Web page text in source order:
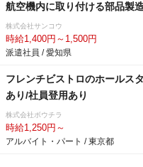
航空機内に取り付ける部品製
株式会社サンコウ
時給1,400円～1,500円
派遣社員 / 愛知県
フレンチビストロのホールス
あり/社員登用あり
株式会社ボウチラ
時給1,250円～
アルバイト・パート / 東京都